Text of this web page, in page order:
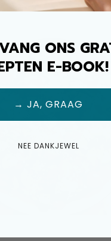
ONS
E-
→ JA, GRAAG
NEE DANKJEWEL